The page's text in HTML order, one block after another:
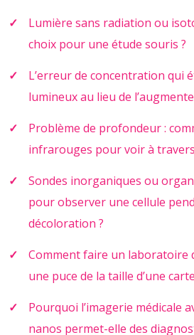
Lumière sans radiation ou
choix pour une étude souris ?
L’erreur de concentration qui
lumineux au lieu de
Problème de profondeur :
infrarouges pour voir à travers
Sondes inorganiques ou
pour observer une cellule
décoloration ?
Comment faire un laboratoire
une puce de la taille d’une
Pourquoi l’imagerie médicale
nanos permet-elle des